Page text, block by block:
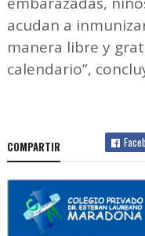
acudan a
manera libre y
calendario”,
COMPARTIR